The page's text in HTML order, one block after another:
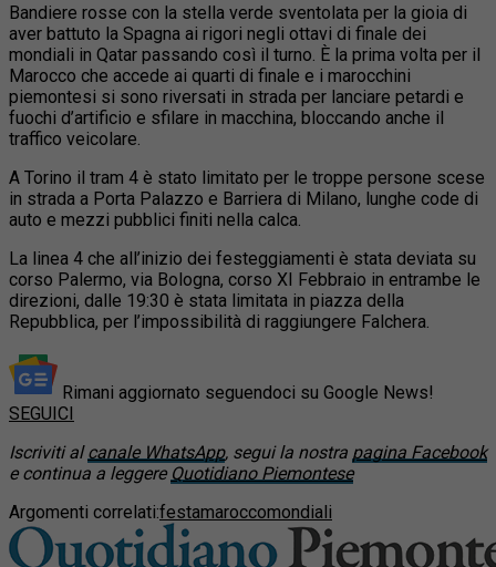
Bandiere rosse con la stella verde sventolata per la gioia di
aver battuto la Spagna ai rigori negli ottavi di finale dei
mondiali in Qatar passando così il turno. È la prima volta per il
Marocco che accede ai quarti di finale e i marocchini
piemontesi si sono riversati in strada per lanciare petardi e
fuochi d’artificio e sfilare in macchina, bloccando anche il
traffico veicolare.
A Torino il tram 4 è stato limitato per le troppe persone scese
in strada a Porta Palazzo e Barriera di Milano, lunghe code di
auto e mezzi pubblici finiti nella calca.
La linea 4 che all’inizio dei festeggiamenti è stata deviata su
corso Palermo, via Bologna, corso XI Febbraio in entrambe le
direzioni, dalle 19:30 è stata limitata in piazza della
Repubblica, per l’impossibilità di raggiungere Falchera.
Rimani aggiornato seguendoci su Google News!
SEGUICI
Iscriviti alcanale WhatsApp, segui la nostra pagina Facebook
e continua a leggere Quotidiano Piemontese
Argomenti correlati:festamaroccomondiali